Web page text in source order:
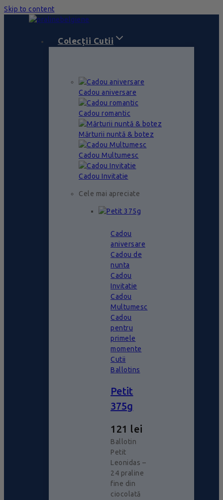
Skip to content
Colecții Cutii
Cadou aniversare
Cadou romantic
Mărturii nuntă & botez
Cadou Multumesc
Cadou Invitatie
Cele mai apreciate
Cadou
aniversare
Cadou de
nunta
Cadou
Invitatie
Cadou
Multumesc
Cadou
pentru
primele
momente
Cutii
Ballotins
Petit
375g
121 lei
Ballotin
Petit
Leonidas –
24 praline
fine din
ciocolată